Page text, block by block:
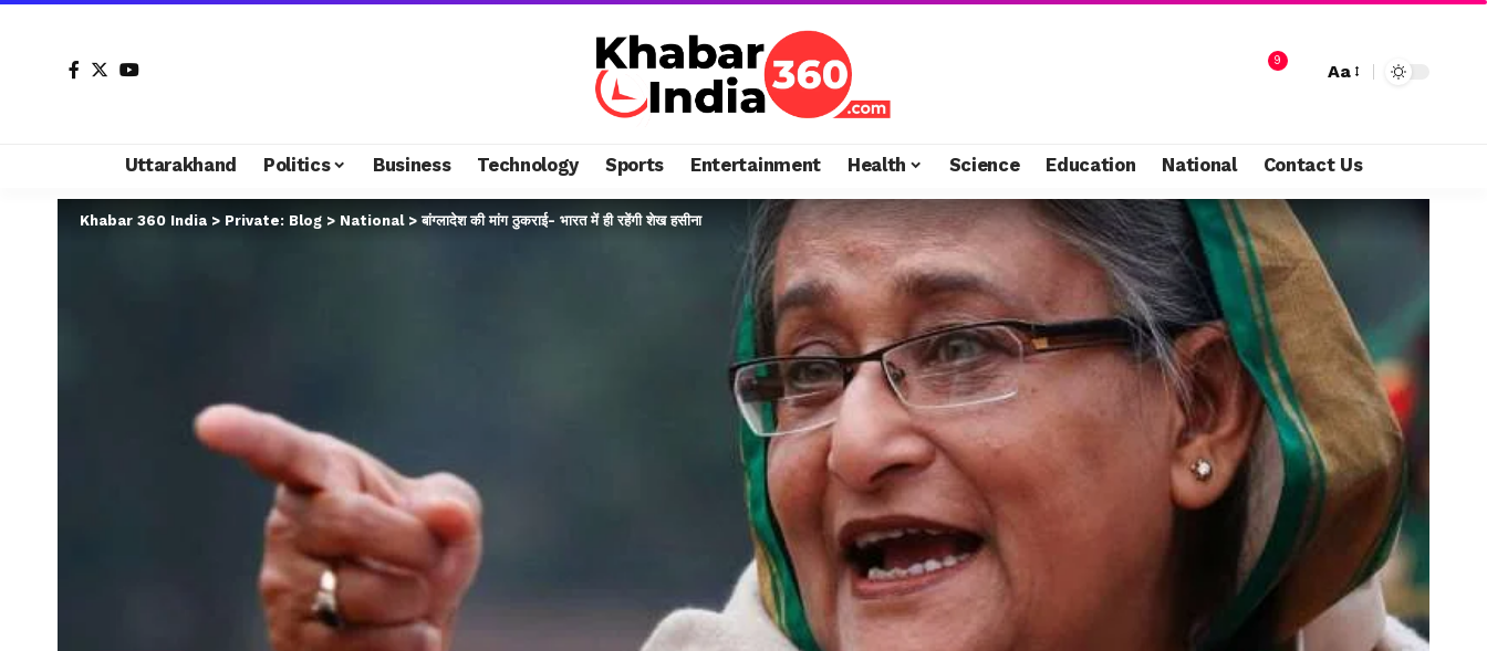
9
Aa
Uttarakhand Politics Business Technology Sports Entertainment Health Science Education National Contact Us
Khabar 360 India > Private: Blog > National>बांग्लादेश की मांग ठुकराई- भारत में ही रहेंगी शेख हसीना